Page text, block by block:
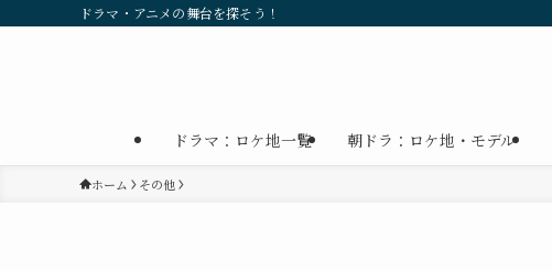
ドラマ・アニメの舞台を探そう！
ドラマ：ロケ地一覧 朝ドラ：ロケ地・モデル
ホーム その他